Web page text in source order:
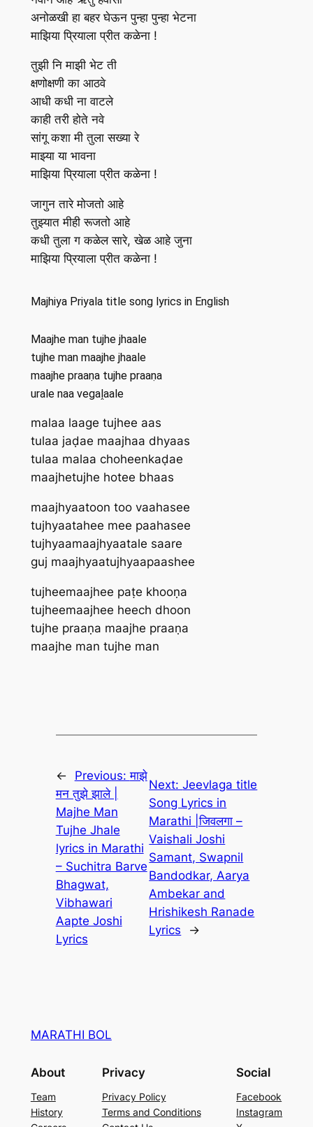
अनोळखी हा बहर घेऊन पुन्हा पुन्हा भेटना
माझिया प्रियाला प्रीत कळेना !
तुझी नि माझी भेट ती
क्षणोक्षणी का आठवे
आधी कधी ना वाटले
काही तरी होते नवे
सांगू कशा मी तुला सख्या रे
माझ्या या भावना
माझिया प्रियाला प्रीत कळेना !
जागुन तारे मोजतो आहे
तुझ्यात मीही रूजतो आहे
कधी तुला ग कळेल सारे, खेळ आहे जुना
माझिया प्रियाला प्रीत कळेना !
Majhiya Priyala title song lyrics in English
Maajhe man tujhe jhaale
tujhe man maajhe jhaale
maajhe praaṇa tujhe praaṇa
urale naa vegaḽaale
malaa laage tujhee aas
tulaa jaḍae maajhaa dhyaas
tulaa malaa choheenkaḍae
maajhetujhe hotee bhaas
maajhyaatoon too vaahasee
tujhyaatahee mee paahasee
tujhyaamaajhyaatale saare
guj maajhyaatujhyaapaashee
tujheemaajhee paṭe khooṇa
tujheemaajhee heech dhoon
tujhe praaṇa maajhe praaṇa
maajhe man tujhe man
← Previous:माझे
मन तुझे झाले |
Majhe Man
Tujhe Jhale
lyrics in Marathi
– Suchitra Barve
Bhagwat,
Vibhawari
Aapte Joshi
Lyrics
Next:Jeevlaga title
Song Lyrics in
Marathi |जिवलगा –
Vaishali Joshi
Samant, Swapnil
Bandodkar, Aarya
Ambekar and
Hrishikesh Ranade
Lyrics
→
MARATHI BOL
About
Team
History
Privacy
Privacy Policy
Terms and Conditions
Social
Facebook
Instagram